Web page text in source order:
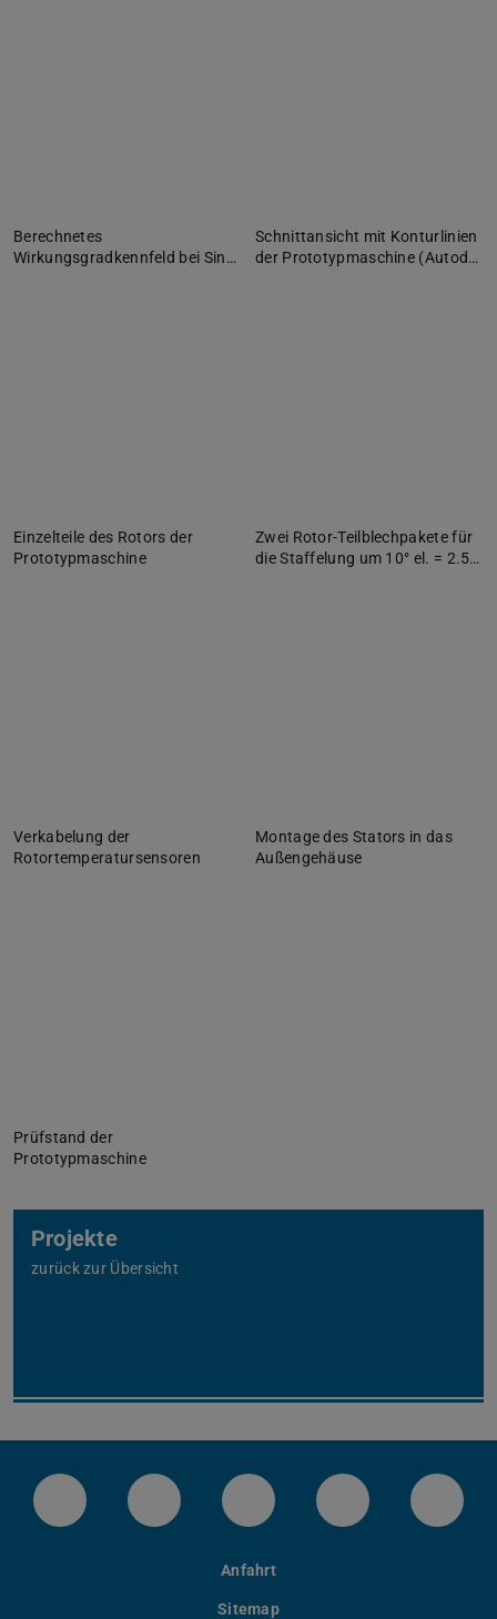
Berechnetes
Wirkungsgradkennfeld bei Sin…
Schnittansicht mit Konturlinien
der Prototypmaschine (Autod…
Einzelteile des Rotors der
Prototypmaschine
Zwei Rotor-Teilblechpakete für
die Staffelung um 10° el. = 2.5…
Verkabelung der
Rotortemperatursensoren
Montage des Stators in das
Außengehäuse
Prüfstand der
Prototypmaschine
Projekte
zurück zur Übersicht
LinkedIn-Seite der TU Darmstadt
Instagram-Kanal der TU
Bluesky-Kanal der TU
Facebook-
Anfahrt
Sitemap